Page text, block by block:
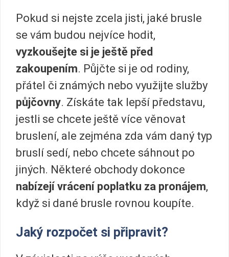
Pokud si nejste zcela jisti, jaké brusle
se vám budou nejvíce hodit,
vyzkoušejte si je ještě před
zakoupením. Půjčte si je od rodiny,
přátel či známých nebo využijte služby
půjčovny. Získáte tak lepší představu,
jestli se chcete ještě více věnovat
bruslení, ale zejména zda vám daný typ
bruslí sedí, nebo chcete sáhnout po
jiných. Některé obchody dokonce
nabízejí vrácení poplatku za pronájem,
když si dané brusle rovnou koupíte.
Jaký rozpočet si připravit?